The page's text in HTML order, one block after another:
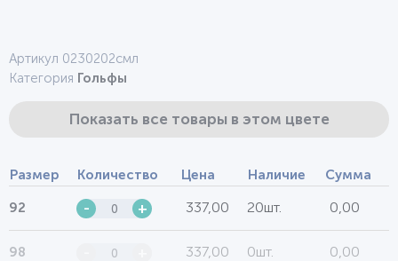
Артикул 0230202смл
Категория Гольфы
Показать все товары в этом цвете
Размер Количество Цена Наличие Сумма
92 - + 337,00 20шт. 0,00
98 337,00 0шт. 0,00